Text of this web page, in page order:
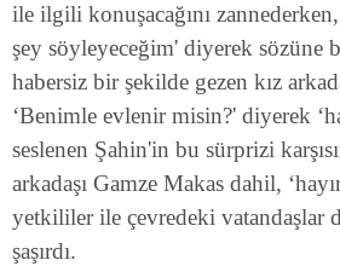
ile ilgili konuşacağını
şey söyleyeceğim' diyerek sözüne
habersiz bir şekilde gezen kız
‘Benimle evlenir misin?' diyerek
seslenen Şahin'in bu sürprizi
arkadaşı Gamze Makas dahil,
yetkililer ile çevredeki vatandaşlar
şaşırdı.